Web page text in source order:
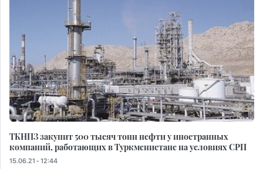
ТКНПЗ закупит 500 тысяч тонн нефти у иностранных
компаний, работающих в Туркменистане на условиях СРП
15.06.21 - 12:44